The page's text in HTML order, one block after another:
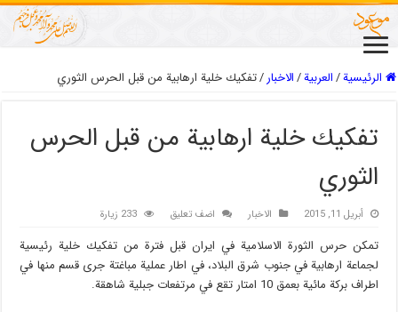
الرئيسية/العربیة/الاخبار/تفكيك خلية ارهابية من قبل الحرس الثوري
تفكيك خلية ارهابية من قبل الحرس
الثوري
أبريل 11, 2015 الاخبار اضف تعليق 233 زيارة
تمكن حرس الثورة الاسلامية في ايران قبل فترة من تفكيك خلية رئيسية
لجماعة ارهابية في جنوب شرق البلاد، في اطار عملية مباغتة جرى قسم منها في
اطراف بركة مائية بعمق 10 امتار تقع في مرتفعات جبلية شاهقة.